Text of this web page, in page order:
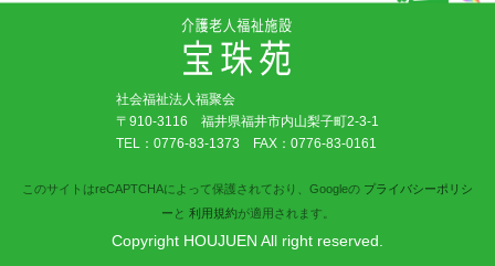
ク
社会福祉法人福聚会
〒910-3116 福井県福井市内山梨子町2-3-1
TEL： 0776-83-1373 FAX：0776-83-0161
このサイトはreCAPTCHAによって保護されており、Googleの プライバシーポリシ
ー と 利用規約が適用されます。
Copyright HOUJUEN All right reserved.